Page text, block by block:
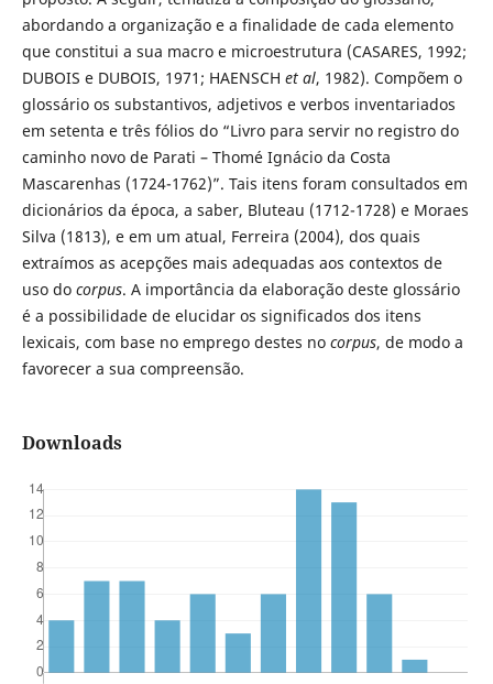
abordando a organização e a finalidade de cada elemento
que constitui a sua macro e microestrutura (CASARES, 1992;
DUBOIS e DUBOIS, 1971; HAENSCH et al, 1982). Compõem o
glossário os substantivos, adjetivos e verbos inventariados
em setenta e três fólios do “Livro para servir no registro do
caminho novo de Parati – Thomé Ignácio da Costa
Mascarenhas (1724-1762)”. Tais itens foram consultados em
dicionários da época, a saber, Bluteau (1712-1728) e Moraes
Silva (1813), e em um atual, Ferreira (2004), dos quais
extraímos as acepções mais adequadas aos contextos de
uso do corpus. A importância da elaboração deste glossário
é a possibilidade de elucidar os significados dos itens
lexicais, com base no emprego destes no corpus, de modo a
favorecer a sua compreensão.
Downloads